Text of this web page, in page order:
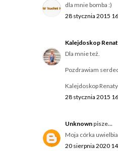
dla mnie bomba :)
28 stycznia 2015
Kalejdoskop
Dla mnie też.
Pozdrawiam
Kalejdoskop Renaty
28 stycznia 2015
Unknown pisze...
Moja córka
20 sierpnia 2020